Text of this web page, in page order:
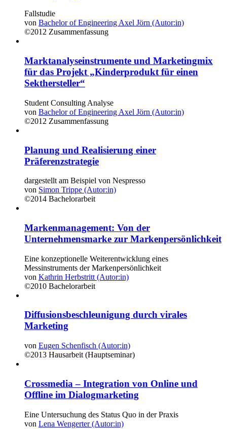
Fallstudie
von Bachelor of Engineering Axel Jörn (Autor:in)
©2012 Zusammenfassung
Marktanalyseinstrumente und Marketingmix
für das Projekt „Kinderprodukt für einen
Sekthersteller“
Student Consulting Analyse
von Bachelor of Engineering Axel Jörn (Autor:in)
©2012 Zusammenfassung
Planung und Realisierung einer
Präferenzstrategie
dargestellt am Beispiel von Nespresso
von Simon Trippe (Autor:in)
©2014 Bachelorarbeit
Markenmanagement: Von der
Unternehmensmarke zur Markenpersönlichkeit
Eine konzeptionelle Weiterentwicklung eines
Messinstruments der Markenpersönlichkeit
von Kathrin Herbstritt (Autor:in)
©2010 Bachelorarbeit
Diffusionsbeschleunigung durch virales
Marketing
von Eugen Schenfisch (Autor:in)
©2013 Hausarbeit (Hauptseminar)
Crossmedia – Integration von Online und
Offline im Dialogmarketing
Eine Untersuchung des Status Quo in der Praxis
von Lena Wengerter (Autor:in)